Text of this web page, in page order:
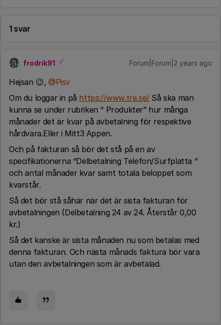
1 svar
frodrik91 Forum|Forum|2 years ago
Hejsan 😉, @Pisv
Om du loggar in på https://www.tre.se/Så ska man
kunna se under rubriken “ Produkter” hur många
månader det är kvar på avbetalning för respektive
hårdvara.Eller i Mitt3 Appen.
Och på fakturan så bör det stå på en av
specifikationerna “Delbetalning Telefon/Surfplatta “
och antal månader kvar samt totala beloppet som
kvarstår.
Så det bör stå såhär när det är sista fakturan för
avbetalningen (Delbetalning 24 av 24. Återstår 0,00
kr.)
Så det kanske är sista månaden nu som betalas med
denna fakturan. Och nästa månads faktura bör vara
utan den avbetalningen som är avbetalad.